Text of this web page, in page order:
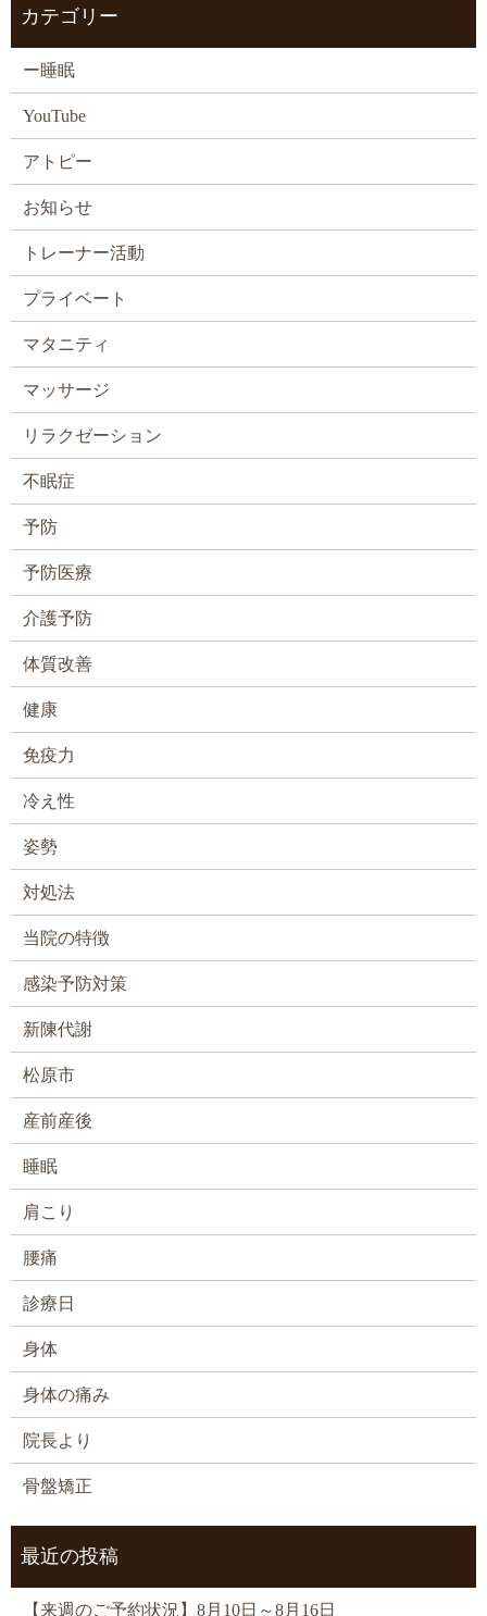
カテゴリー
ー睡眠
YouTube
アトピー
お知らせ
トレーナー活動
プライベート
マタニティ
マッサージ
リラクゼーション
不眠症
予防
予防医療
介護予防
体質改善
健康
免疫力
冷え性
姿勢
対処法
当院の特徴
感染予防対策
新陳代謝
松原市
産前産後
睡眠
肩こり
腰痛
診療日
身体
身体の痛み
院長より
骨盤矯正
最近の投稿
【来週のご予約状況】8月10日～8月16日